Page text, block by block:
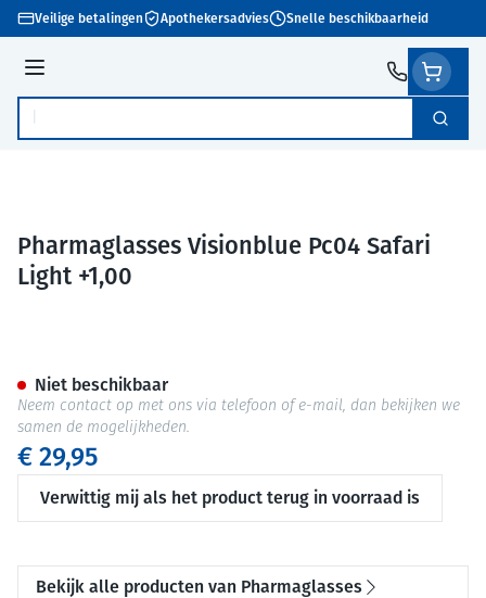
Ga naar de inhoud
Veilige betalingen Apothekersadvies Snelle beschikbaarheid
Menu
Product, merk, categorie... Zoek
Pharmaglasses Visionblue Pc04 Safari
Light +1,00
€ 29,95
Verwittig mij als het product terug in voorraad is
Niet beschikbaar
Neem contact op met ons via telefoon of e-mail, dan bekijken we
samen de mogelijkheden.
Bekijk alle producten van Pharmaglasses